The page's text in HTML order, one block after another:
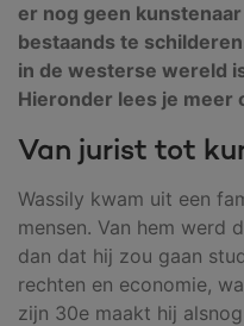
er nog geen
bestaands te
in de westerse wereld
Hieronder lees je meer
Van jurist tot
Wassily kwam uit een
mensen. Van hem werd
dan dat hij zou gaan
rechten en economie,
zijn 30e maakt hij